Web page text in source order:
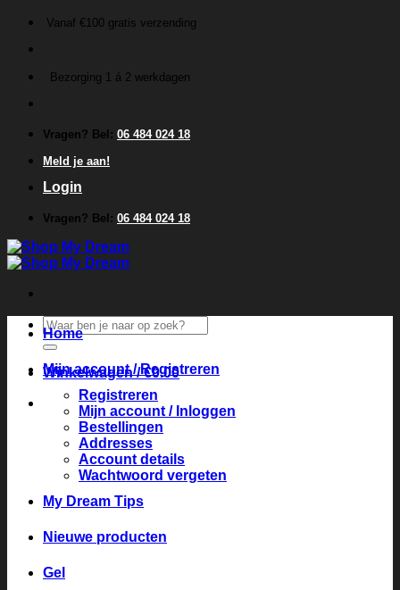
inhoud
Vanaf €100 gratis verzending
Bezorging 1 á 2 werkdagen
Vragen? Bel: 06 484 024 18
Meld je aan!
Login
Vragen? Bel: 06 484 024 18
Zoeken
naar:
Winkelwagen /€0.00
Home
Mijn account / Registreren
Registreren
Mijn account / Inloggen
Bestellingen
Addresses
Account details
Wachtwoord vergeten
My Dream Tips
Nieuwe producten
Gel